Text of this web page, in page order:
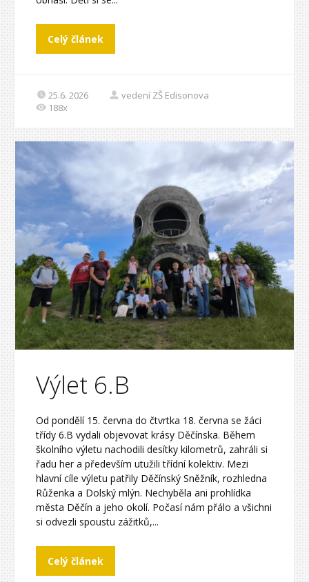
Celý článek
25.6. 2026
vedení ZŠ Edisonova
188x
Výlet 6.B
Od pondělí 15. června do čtvrtka 18. června se žáci
třídy 6.B vydali objevovat krásy Děčínska. Během
školního výletu nachodili desítky kilometrů, zahráli si
řadu her a především utužili třídní kolektiv. Mezi
hlavní cíle výletu patřily Děčínský Sněžník, rozhledna
Růženka a Dolský mlýn. Nechyběla ani prohlídka
města Děčín a jeho okolí. Počasí nám přálo a všichni
si odvezli spoustu zážitků,...
Celý článek